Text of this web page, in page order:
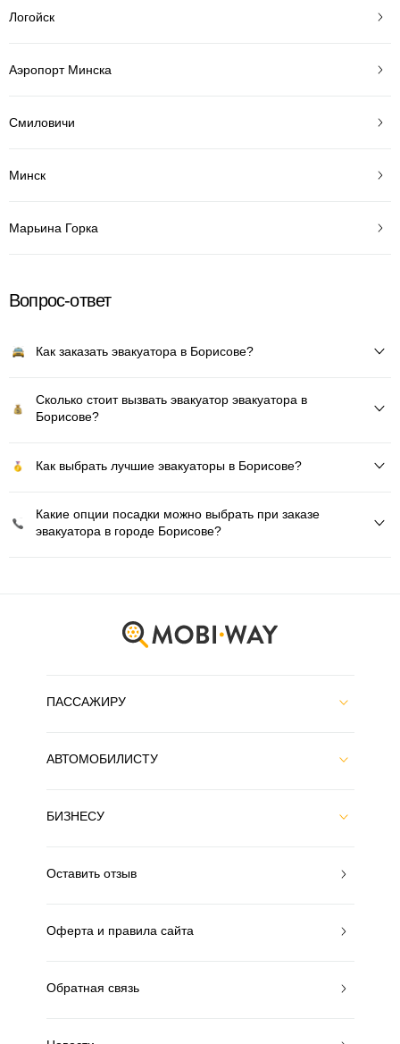
Логойск
Аэропорт Минска
Смиловичи
Минск
Марьина Горка
Вопрос-ответ
Как заказать эвакуатора в Борисове?
Сколько стоит вызвать эвакуатор эвакуатора в
Борисове?
Как выбрать лучшие эвакуаторы в Борисове?
Какие опции посадки можно выбрать при заказе
эвакуатора в городе Борисове?
ПАССАЖИРУ
АВТОМОБИЛИСТУ
БИЗНЕСУ
Оставить отзыв
Оферта и правила сайта
Обратная связь